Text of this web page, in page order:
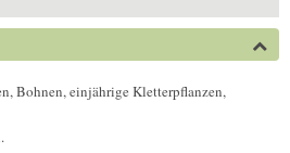
Bohnen, einjährige Kletterpflanzen,